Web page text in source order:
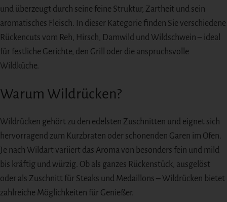
und überzeugt durch seine feine Struktur, Zartheit und sein
aromatisches Fleisch. In dieser Kategorie finden Sie verschiedene
Rückencuts vom Reh, Hirsch, Damwild und Wildschwein – ideal
für festliche Gerichte, den Grill oder die anspruchsvolle
Wildküche.
Warum Wildrücken?
Wildrücken gehört zu den edelsten Zuschnitten und eignet sich
hervorragend zum Kurzbraten oder schonenden Garen im Ofen.
Je nach Wildart variiert das Aroma von besonders fein und mild
bis kräftig und würzig. Ob als ganzes Rückenstück, ausgelöst
oder als Zuschnitt für Steaks und Medaillons – Wildrücken bietet
zahlreiche Möglichkeiten für Genießer.